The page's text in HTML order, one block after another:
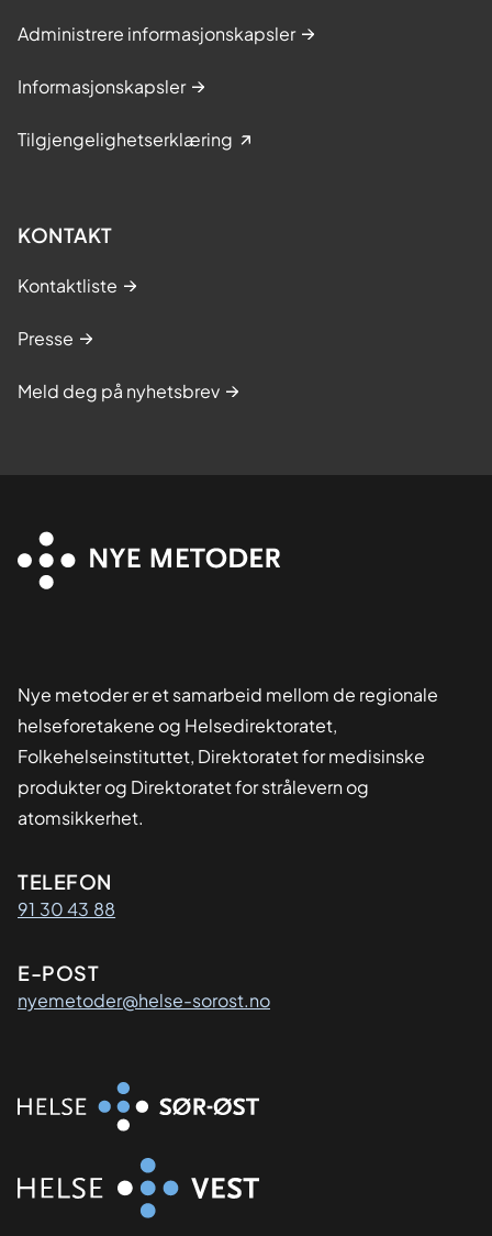
Administrere informasjonskapsler
Informasjonskapsler
Tilgjengelighetserklæring
KONTAKT
Kontaktliste
Presse
Meld deg på nyhetsbrev
Nye metoder er et samarbeid mellom de regionale
helseforetakene og Helsedirektoratet,
Folkehelseinstituttet, Direktoratet for medisinske
produkter og Direktoratet for strålevern og
atomsikkerhet.
Kontaktinformasjon
TELEFON
91 30 43 88
E-POST
nyemetoder@helse-sorost.no
Organisasjon